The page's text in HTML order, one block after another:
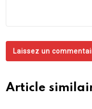
Laissez un
Article